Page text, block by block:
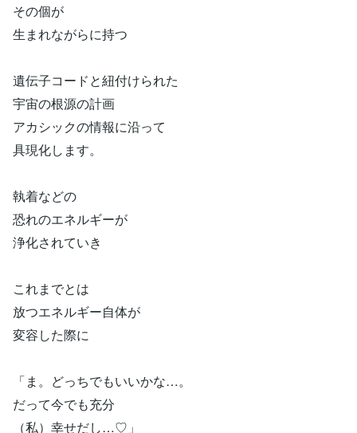
その個が
生まれながらに持つ
遺伝子コードと紐付けられた
宇宙の根源の計画
アカシックの情報に沿って
具現化します。
執着などの
恐れのエネルギーが
浄化されていき
これまでとは
放つエネルギー自体が
変容した際に
「ま。どっちでもいいかな…。
だって今でも充分
（私）幸せだし…♡」